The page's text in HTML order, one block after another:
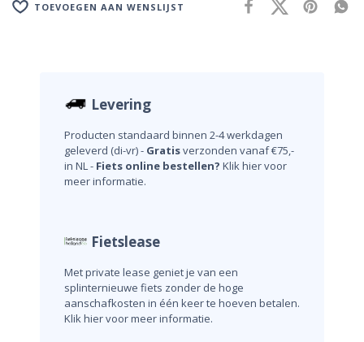
TOEVOEGEN AAN WENSLIJST
Levering
Producten standaard binnen 2-4 werkdagen
geleverd (di-vr) - Gratisverzonden vanaf €75,-
in NL - Fiets online bestellen? Klik hier voor
meer informatie.
Fietslease
Met private lease geniet je van een
splinternieuwe fiets zonder de hoge
aanschafkosten in één keer te hoeven betalen.
Klik hier voor meer informatie.